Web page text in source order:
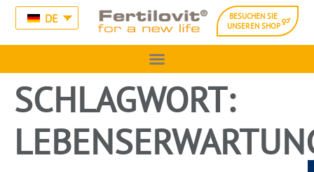
DE
BESUCHEN SIE
UNSEREN SHOP
SCHLAGWORT: